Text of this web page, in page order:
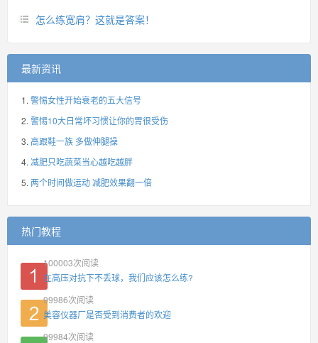
怎么练宽肩？这就是答案！
最新资讯
警惕女性开始衰老的五大信号
警惕10大日常坏习惯让你的胃很受伤
高跟鞋一族 多做伸腿操
减肥只吃蔬菜当心越吃越胖
两个时间做运动 减肥效果翻一倍
热门教程
100003次阅读
在高压对抗下不丢球，我们应该怎么练?
99986次阅读
美容仪器厂是否受到消费者的欢迎
99984次阅读